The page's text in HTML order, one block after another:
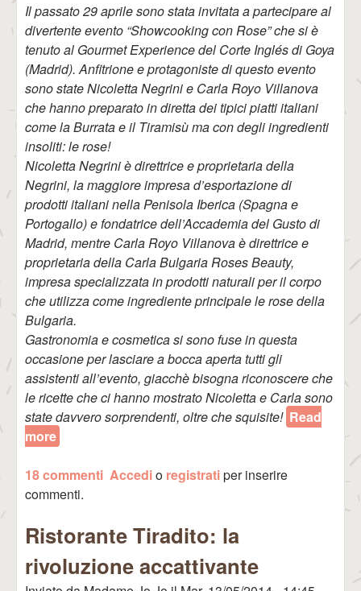
Il passato 29 aprile sono stata invitata a partecipare al
divertente evento “Showcooking con Rose” che si è
tenuto al Gourmet Experience del Corte Inglés di Goya
(Madrid). Anfitrione e protagoniste di questo evento
sono state Nicoletta Negrini e Carla Royo Villanova
che hanno preparato in diretta dei tipici piatti italiani
come la Burrata e il Tiramisù ma con degli ingredienti
insoliti: le rose!
Nicoletta Negrini è direttrice e proprietaria della
Negrini, la maggiore impresa d’esportazione di
prodotti italiani nella Penisola Iberica (Spagna e
Portogallo) e fondatrice dell’Accademia del Gusto di
Madrid, mentre Carla Royo Villanova è direttrice e
proprietaria della Carla Bulgaria Roses Beauty,
impresa specializzata in prodotti naturali per il corpo
che utilizza come ingrediente principale le rose della
Bulgaria.
Gastronomia e cosmetica si sono fuse in questa
occasione per lasciare a bocca aperta tutti gli
assistenti all’evento, giacchè bisogna riconoscere che
le ricette che ci hanno mostrato Nicoletta e Carla sono
state davvero sorprendenti, oltre che squisite! Read
more
18 commenti Accedio registratiper inserire
commenti.
Ristorante Tiradito: la
rivoluzione accattivante